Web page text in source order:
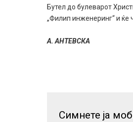
Бутел до булеварот
„Филип инженеринг“ и ќе
А. АНТЕВСКА
Симнете ја